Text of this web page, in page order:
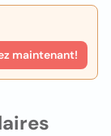
maintenant!